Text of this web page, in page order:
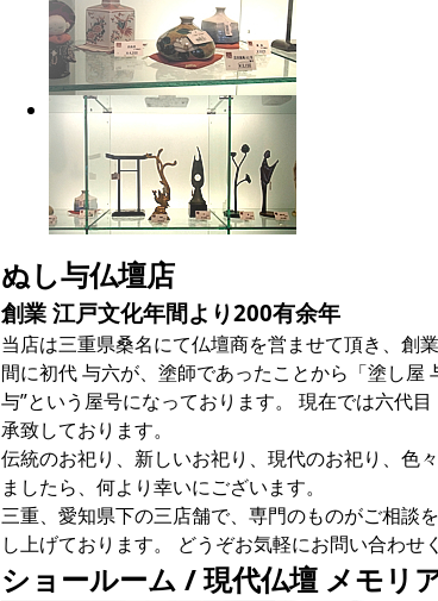
ぬし与仏壇店
創業 江戸文化年間より200有余年
当店は三重県桑名にて仏壇商を営ませて頂き、創
間に初代 与六が、塗師であったことから「塗し屋
与”という屋号になっております。 現在では六代
承致しております。
伝統のお祀り、新しいお祀り、現代のお祀り、色
ましたら、何より幸いにございます。
三重、愛知県下の三店舗で、専門のものがご相談
し上げております。 どうぞお気軽にお問い合わせ
ショールーム / 現代仏壇 メモリ